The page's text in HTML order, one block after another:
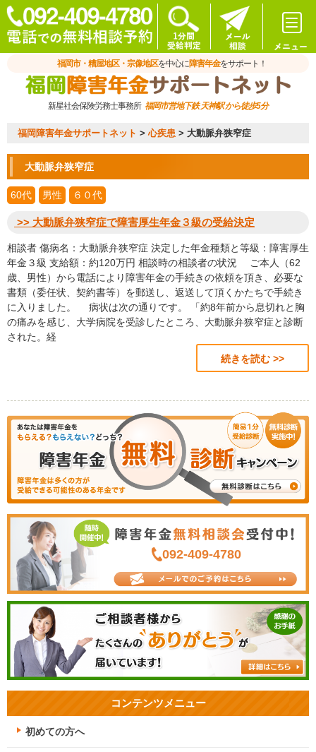
福岡市・糟屋地区・宗像地区を中心に障害年金をサポート！
新星社会保険労務士事務所 福岡市営地下鉄 天神駅 から徒歩5分
福岡障害年金サポートネット >心疾患 > 大動脈弁狭窄症
大動脈弁狭窄症
60代 男性 ６０代
>> 大動脈弁狭窄症で障害厚生年金３級の受給決定
相談者 傷病名：大動脈弁狭窄症 決定した年金種類と等級：障害厚生
年金３級 支給額：約120万円 相談時の相談者の状況 ご本人（62
歳、男性）から電話により障害年金の手続きの依頼を頂き、必要な
書類（委任状、契約書等）を郵送し、返送して頂くかたちで手続き
に入りました。 病状は次の通りです。 「約8年前から息切れと胸
の痛みを感じ、大学病院を受診したところ、大動脈弁狭窄症と診断
された。経
続きを読む >>
092-409-4780
コンテンツメニュー
初めての方へ